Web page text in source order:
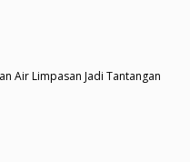
Air Limpasan Jadi Tantangan